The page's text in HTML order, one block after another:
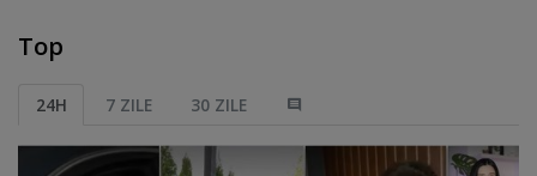
Top
24H 7 ZILE 30 ZILE